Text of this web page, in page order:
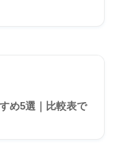
め5選｜比較表で